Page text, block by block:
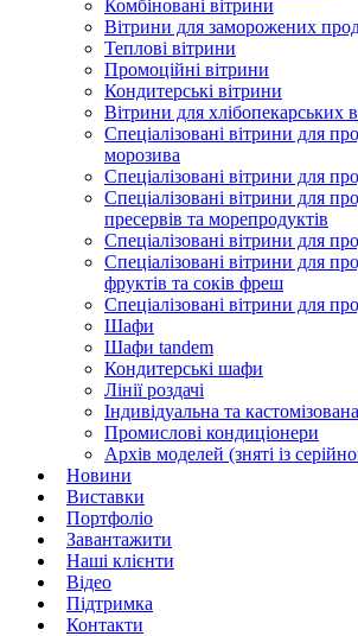
Комбіновані вітрини
Вітрини для заморожених
Теплові вітрини
Промоційні вітрини
Кондитерські вітрини
Вітрини для хлібопекарських
Спеціалізовані вітрини для
морозива
Спеціалізовані вітрини для
Спеціалізовані вітрини для
пресервів та морепродуктів
Спеціалізовані вітрини для
Спеціалізовані вітрини для
фруктів та соків фреш
Спеціалізовані вітрини для
Шафи
Шафи tandem
Кондитерські шафи
Лінії роздачі
Індивідуальна та
Промислові кондиціонери
Архів моделей (зняті із
Новини
Виставки
Портфоліо
Завантажити
Наші клієнти
Відео
Підтримка
Контакти